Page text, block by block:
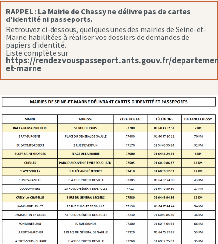
RAPPEL : La Mairie de Chessy ne délivre pas de cartes
d'identité ni passeports.
Retrouvez ci-dessous, quelques unes des mairies de Seine-et-
Marne habilitées à réaliser vos dossiers de demandes de
papiers d'identité.
Liste complète sur
https://rendezvouspasseport.ants.gouv.fr/
et-marne